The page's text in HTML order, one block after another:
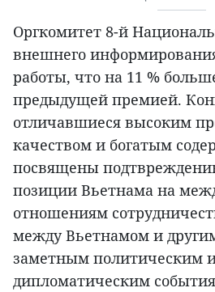
Оргкомитет 8-й
внешнего
работы, что на 11 %
предыдущей премией.
отличавшиеся высоким
качеством и богатым
посвящены
позиции Вьетнама на
отношениям
между Вьетнамом и
заметным политическим
дипломатическим